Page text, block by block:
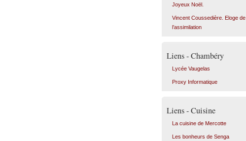
Joyeux Noël.
Vincent Coussedière. Eloge de
l’assimilation
Liens - Chambéry
Lycée Vaugelas
Proxy Informatique
Liens - Cuisine
La cuisine de Mercotte
Les bonheurs de Senga